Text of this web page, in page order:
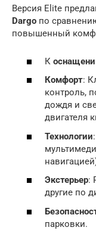
Версия Elite
Dargo по
повышенный
К
Комфорт:
контроль,
дождя и
двигателя
Технологии
Экстерьер:
другие по
парковки.